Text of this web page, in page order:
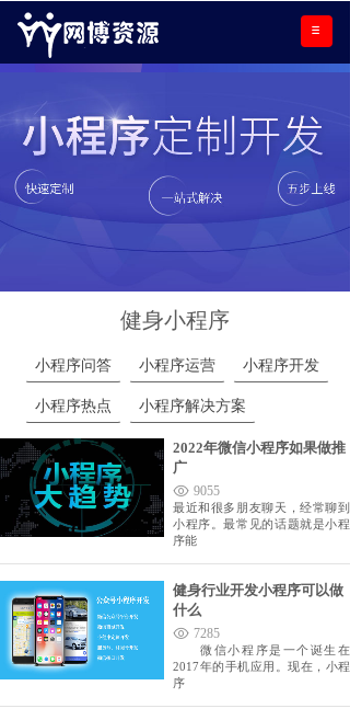
健身小程序
小程序问答 小程序运营 小程序开发
小程序热点 小程序解决方案
2022年微信小程序如果做推
广
9055
最近和很多朋友聊天，经常聊到
小程序。最常见的话题就是小程
序能
健身行业开发小程序可以做
什么
7285
微信小程序是一个诞生在
2017年的手机应用。现在，小程
序